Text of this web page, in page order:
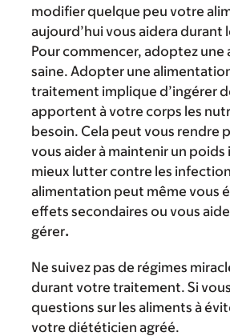
modifier quelque peu votre
aujourd’hui vous aidera durant
Pour commencer, adoptez
saine. Adopter une
traitement implique d’ingérer
apportent à votre corps les
besoin. Cela peut vous rendre
vous aider à maintenir un poids
mieux lutter contre les
alimentation peut même vous
effets secondaires ou vous
gérer.
Ne suivez pas de régimes
durant votre traitement. Si
questions sur les aliments à
votre diététicien agréé.